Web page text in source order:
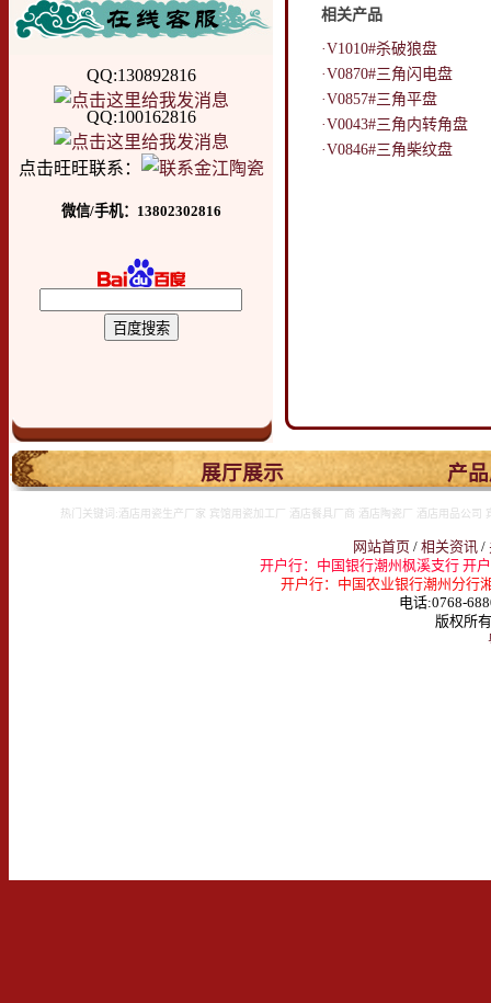
QQ:130892816
QQ:100162816
点击旺旺联系：
微信/手机：13802302816
相关产品
·V1010#杀破狼盘
·V0870#三角闪电盘
·V0857#三角平盘
·V0043#三角内转角盘
·V0846#三角柴纹盘
. 展厅展示 产
热门关键词:酒店用瓷生产厂家 宾馆用瓷加工厂 酒店餐具厂商 酒店陶瓷厂 酒店用品公
网站首页/ 相关资讯/
开户行：中国银行潮州枫溪支行 开
开户行：中国农业银行潮州分行
电话:0768-
版权所